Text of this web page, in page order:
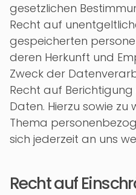
gesetzlichen
Recht auf
gespeicherten
deren Herkunft und
Zweck der
Recht auf
Daten. Hierzu sowie
Thema
sich jederzeit an uns
Recht auf